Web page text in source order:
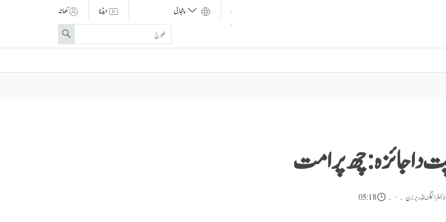
ویڈیو
کھاتہ
Enter
search
term
Search
دا جائزہ: چھ پرامت
ڈاکٹر الیگزینڈر برزن 05:18